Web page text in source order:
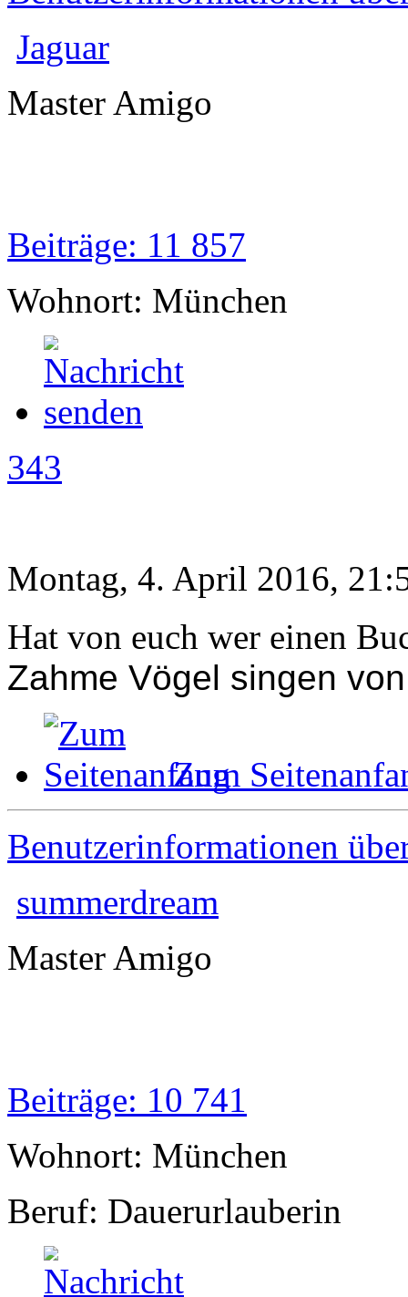
Jaguar
Master Amigo
Beiträge: 11 857
Wohnort: München
343
Montag, 4. April 2016,
Hat von euch wer einen
Zahme Vögel singen
Zum
Benutzerinformationen
summerdream
Master Amigo
Beiträge: 10 741
Wohnort: München
Beruf: Dauerurlauberin